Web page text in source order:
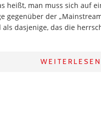
heißt, man muss sich auf
gegenüber der
dasjenige, das die
WEITERLESEN